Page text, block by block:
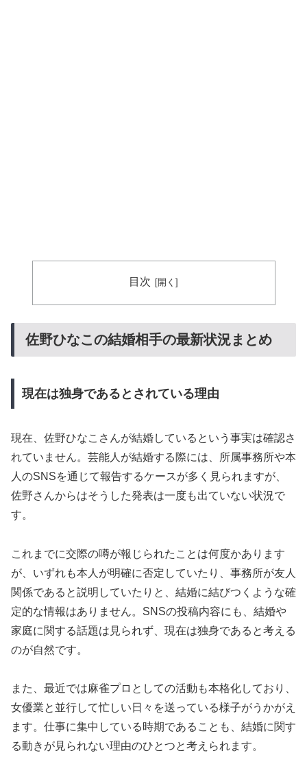
目次
佐野ひなこの結婚相手の最新状況まとめ
現在は独身であるとされている理由
現在、佐野ひなこさんが結婚しているという事実は確認さ
れていません。芸能人が結婚する際には、所属事務所や本
人のSNSを通じて報告するケースが多く見られますが、
佐野さんからはそうした発表は一度も出ていない状況で
す。
これまでに交際の噂が報じられたことは何度かあります
が、いずれも本人が明確に否定していたり、事務所が友人
関係であると説明していたりと、結婚に結びつくような確
定的な情報はありません。SNSの投稿内容にも、結婚や
家庭に関する話題は見られず、現在は独身であると考える
のが自然です。
また、最近では麻雀プロとしての活動も本格化しており、
女優業と並行して忙しい日々を送っている様子がうかがえ
ます。仕事に集中している時期であることも、結婚に関す
る動きが見られない理由のひとつと考えられます。